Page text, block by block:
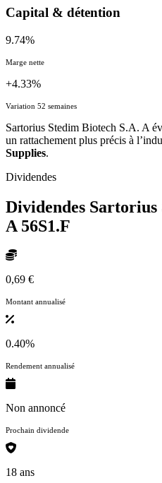
Capital & détention
9.74%
Marge nette
+4.33%
Variation 52 semaines
Sartorius Stedim Biotech S.A. A
un rattachement plus précis à
Supplies.
Dividendes
Dividendes
A 56S1.F
0,69 €
Montant annualisé
0.40%
Rendement annualisé
Non annoncé
Prochain dividende
18 ans